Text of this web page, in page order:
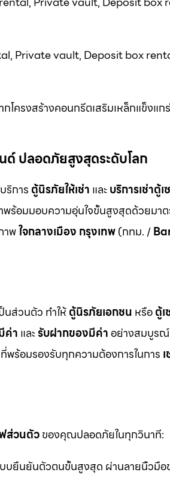
Private vault, Deposit box
ครงสร้างคอนกรีตเสริมเหล็กแข็งแก
ด์ ปลอดภัยสูงสุดระดับโลก
ริการ ตู้นิรภัยให้เช่า และบริการเช่าตู้
พร้อมมอบความอุ่นใจขั้นสูงสุดด้วยมา
าพใจกลางเมือง กรุงเทพ(กทม. /
นส่วนตัว ทำให้ตู้นิรภัยเอกชน หรือตู้
ค่า และรับฝากของมีค่าอย่างสมบูรณ์
ที่พร้อมรองรับทุกความต้องการในการ
ส่วนตัวของคุณปลอดภัยในทุกวินาที:
บบยืนยันตัวตนขั้นสูงสุด ผ่านลายนิ้วมื